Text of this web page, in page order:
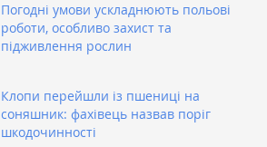
Погодні умови ускладнюють польові
роботи, особливо захист та
підживлення рослин
Клопи перейшли із пшениці на
соняшник: фахівець назвав поріг
шкодочинності